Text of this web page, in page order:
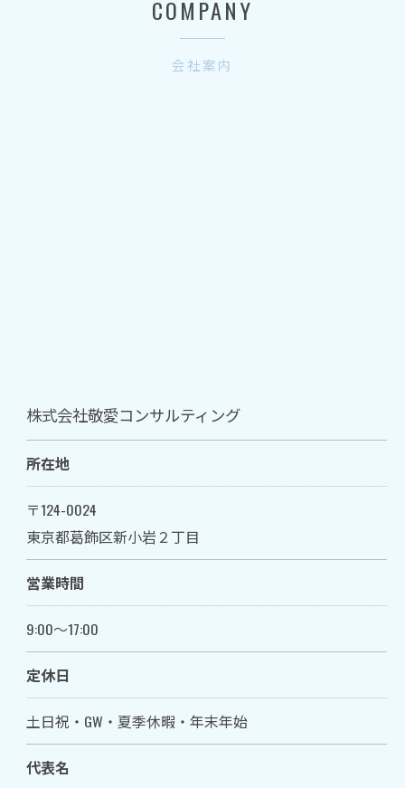
COMPANY
会社案内
株式会社敬愛コンサルティング
所在地
〒124-0024
東京都葛飾区新小岩２丁目
営業時間
9:00～17:00
定休日
土日祝・GW・夏季休暇・年末年始
代表名